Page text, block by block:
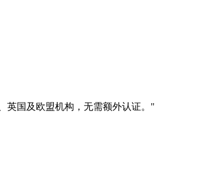
国及欧盟机构，无需额外认证。 "